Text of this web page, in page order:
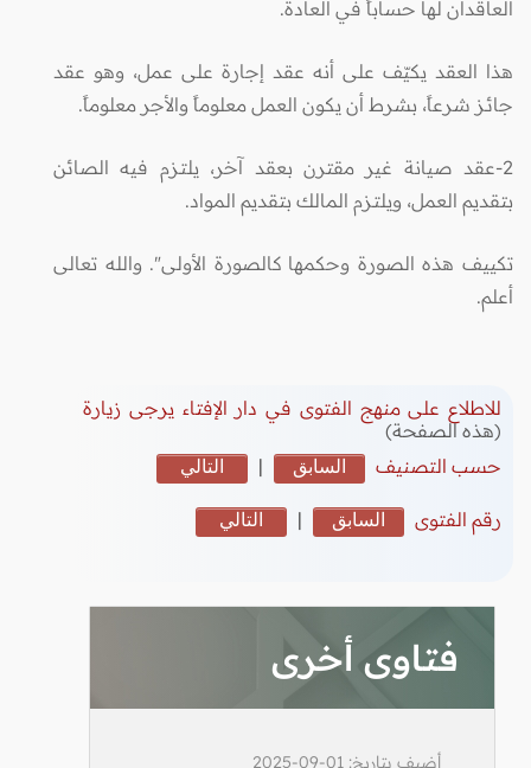
العاقدان لها حساباً في العادة.
هذا العقد يكيّف على أنه عقد إجارة على عمل، وهو عقد
جائـز شرعاً، بشرط أن يكون العمل معلوماً والأجر معلوماً.
2- عقد صيانة غير مقترن بعقد آخر، يلتـزم فيه الصائن
بتقديم العمل، ويلتـزم المالك بتقديم المواد.
تكييف هذه الصورة وحكمها كالصورة الأولى". والله تعالى
أعلم.
للاطلاع على منهج الفتوى في دار الإفتاء يرجى زيارة
(هذه الصفحة)
حسب التصنيف
السابق | التالي
رقم الفتوى السابق | التالي
فتاوى أخرى
أضيف بتاريخ: 01-09-2025